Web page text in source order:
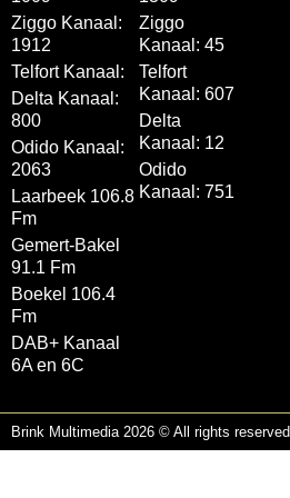
Ziggo Kanaal:
1912
Telfort Kanaal:
Delta Kanaal:
800
Odido Kanaal:
2063
Laarbeek 106.8
Fm
Gemert-Bakel
91.1 Fm
Boekel 106.4
Fm
DAB+ Kanaal
6A en 6C
Ziggo
Kanaal: 45
Telfort
Kanaal: 607
Delta
Kanaal: 12
Odido
Kanaal: 751
Brink Multimedia 2026 © All rights reserved